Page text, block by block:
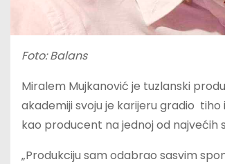
Foto: Balans
Miralem Mujkanović je tuzlanski
akademiji svoju je karijeru gradio tiho
kao producent na jednoj od najvećih
„Produkciju sam odabrao sasvim